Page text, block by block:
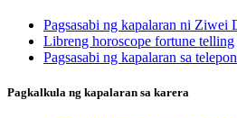
Pagsasabi ng kapalaran ni Ziwei
Libreng horoscope fortune telling
Pagsasabi ng kapalaran sa
Pagkalkula ng kapalaran sa karera